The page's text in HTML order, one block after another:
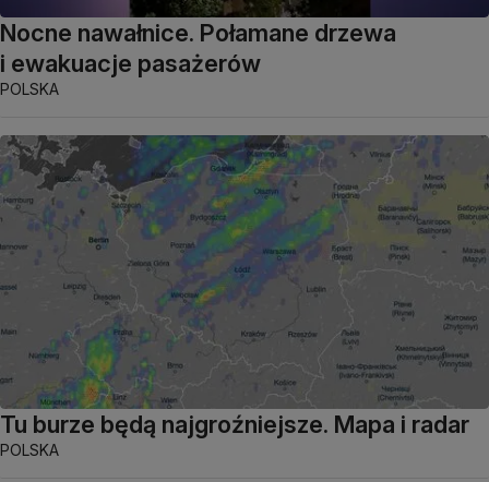
Nocne nawałnice. Połamane drzewa
i ewakuacje pasażerów
POLSKA
Tu burze będą najgroźniejsze. Mapa i radar
POLSKA